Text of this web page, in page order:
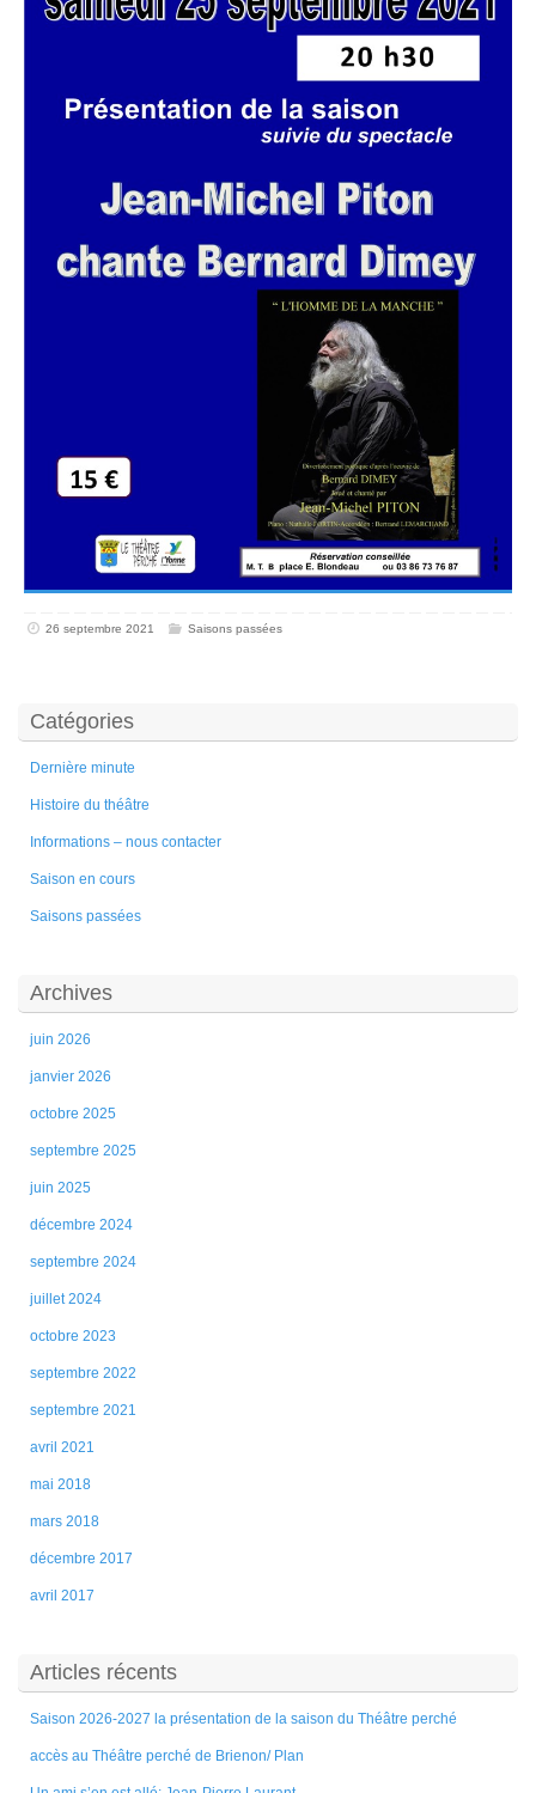
26 septembre 2021 Saisons passées
Catégories
Dernière minute
Histoire du théâtre
Informations – nous contacter
Saison en cours
Saisons passées
Archives
juin 2026
janvier 2026
octobre 2025
septembre 2025
juin 2025
décembre 2024
septembre 2024
juillet 2024
octobre 2023
septembre 2022
septembre 2021
avril 2021
mai 2018
mars 2018
décembre 2017
avril 2017
Articles récents
Saison 2026-2027 la présentation de la saison du Théâtre perché
accès au Théâtre perché de Brienon/ Plan